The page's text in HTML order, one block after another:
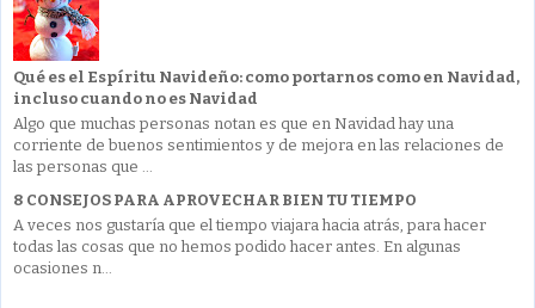
Qué es el Espíritu Navideño: como portarnos como en Navidad,
incluso cuando no es Navidad
Algo que muchas personas notan es que en Navidad hay una
corriente de buenos sentimientos y de mejora en las relaciones de
las personas que ...
8 CONSEJOS PARA APROVECHAR BIEN TU TIEMPO
A veces nos gustaría que el tiempo viajara hacia atrás, para hacer
todas las cosas que no hemos podido hacer antes. En algunas
ocasiones n...